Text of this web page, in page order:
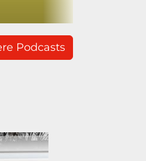
Podcasts